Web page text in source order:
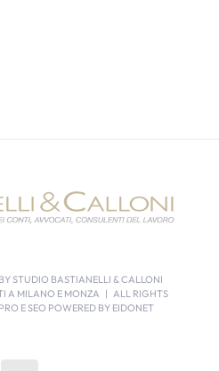
STUDIO BASTIANELLI & CALLONI
A MILANO E MONZA | ALL RIGHTS
E SEO POWERED BY EIDONET